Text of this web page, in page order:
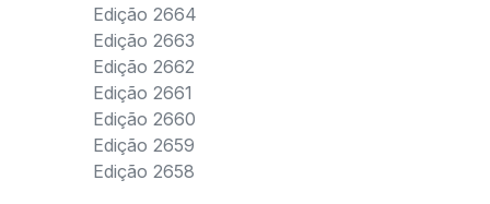
Edição 2664
Edição 2663
Edição 2662
Edição 2661
Edição 2660
Edição 2659
Edição 2658